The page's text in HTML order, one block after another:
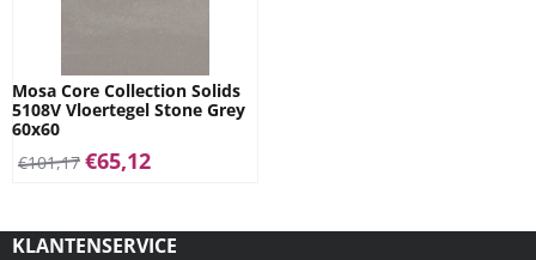
Mosa Core Collection Solids
5108V Vloertegel Stone Grey
60x60
€101,17 €65,12
KLANTENSERVICE